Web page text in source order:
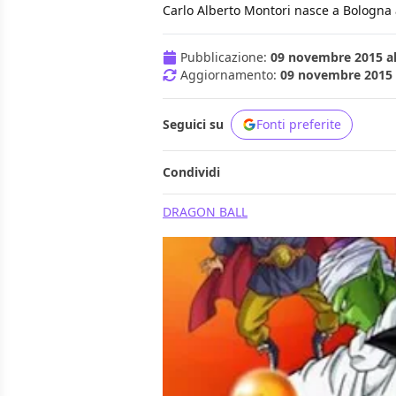
Carlo Alberto Montori nasce a
Pubblicazione: 09 novembre 2015
Aggiornamento: 09 novembre 2015
Seguici su Fonti preferite
Condividi
DRAGON BALL